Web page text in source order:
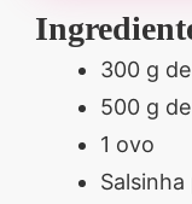
300 g
500 g
1 ovo
Salsinha